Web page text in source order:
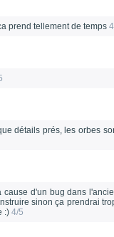
prend tellement de temps
détails prés, les orbes
d'un bug dans
sinon ça prendrai
:) 4/5